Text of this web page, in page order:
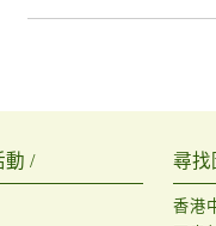
動 / 尋找
香港